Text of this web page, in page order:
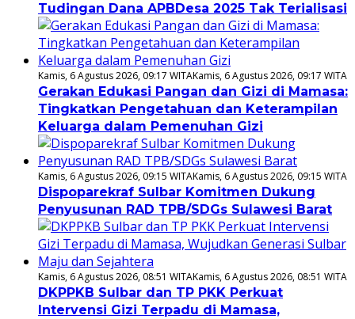
Tudingan Dana APBDesa 2025 Tak Terialisasi
Kamis, 6 Agustus 2026, 09:17 WITAKamis, 6 Agustus 2026, 09:17 WITA
Gerakan Edukasi Pangan dan Gizi di Mamasa:
Tingkatkan Pengetahuan dan Keterampilan
Keluarga dalam Pemenuhan Gizi
Kamis, 6 Agustus 2026, 09:15 WITAKamis, 6 Agustus 2026, 09:15 WITA
Dispoparekraf Sulbar Komitmen Dukung
Penyusunan RAD TPB/SDGs Sulawesi Barat
Kamis, 6 Agustus 2026, 08:51 WITAKamis, 6 Agustus 2026, 08:51 WITA
DKPPKB Sulbar dan TP PKK Perkuat
Intervensi Gizi Terpadu di Mamasa,